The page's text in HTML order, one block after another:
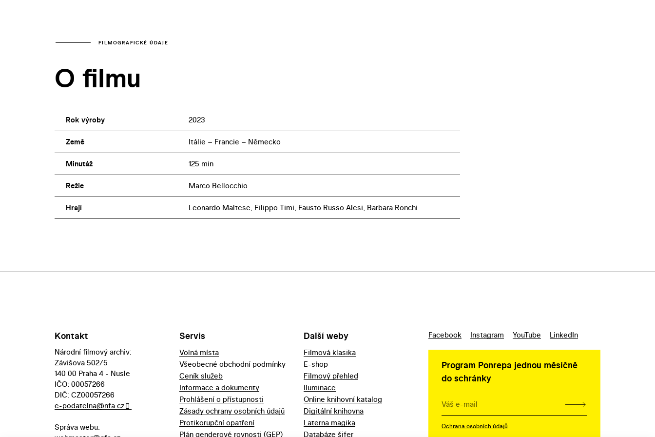
FILMOGRAFICKÉ ÚDAJE
O filmu
Rok výroby 2023
Země Itálie – Francie – Německo
Minutáž 125 min
Režie Marco Bellocchio
Hrají Leonardo Maltese, Filippo Timi, Fausto Russo Alesi, Barbara Ronchi
Kontakt
Národní filmový archiv:
Závišova 502/5
140 00 Praha 4 - Nusle
IČO: 00057266
DIČ: CZ00057266
e-podatelna@nfa.cz
Správa webu:
Servis
Volná místa
Všeobecné obchodní podmínky
Ceník služeb
Informace a dokumenty
Prohlášení o přístupnosti
Zásady ochrany osobních údajů
Protikorupční opatření
Plán genderové rovnosti (GEP)
Další weby
Filmová klasika
E-shop
Filmový přehled
Iluminace
Online knihovní katalog
Digitální knihovna
Laterna magika
Databáze šifer
Facebook Instagram YouTube LinkedIn
Program Ponrepa jednou měsíčně
do schránky
Ochrana osobních údajů